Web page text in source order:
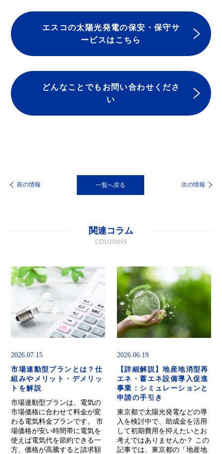
エスコの太陽光発電の保安・保守サ
ービスはこちら
どんなことでもお問い合わせくださ
い
前の情報 一覧へ戻る 次の情報
関連コラム
COLUMNS
2026.07.15
市場連動型プランとは？仕
組みやメリット・デメリッ
トを解説
市場連動型プランは、電気の
市場価格に合わせて料金が変
わる電気料金プランです。 市
場価格が安い時間帯に電気を
使えば電気代を節約できる一
方、価格が高騰すると請求額
2026.06.19
【詳細解説】地産地消型再
エネ・蓄エネ設備導入促進
事業：シミュレーションと
申請の手引き
東京都で太陽光発電などの導
入を検討中で、助成金を活用
して初期費用を抑えたいとお
考えではありませんか？ この
記事では、東京都の「地産地